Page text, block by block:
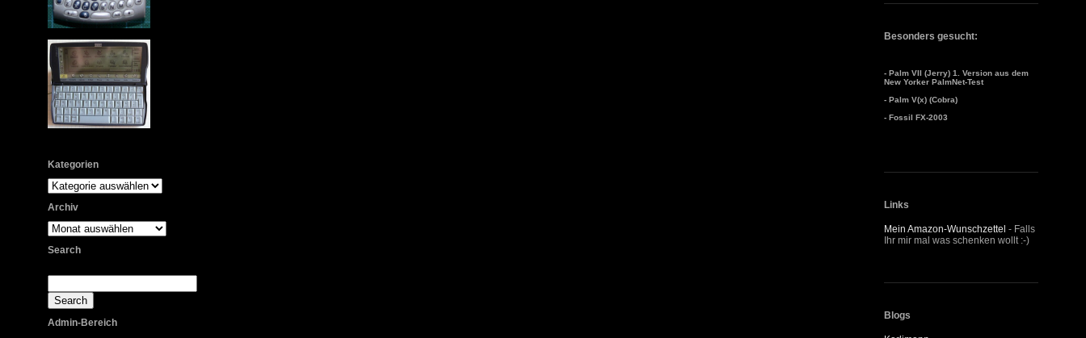
Kategorien
Kategorien
Archiv
Archiv
Search
Admin-Bereich
Besonders gesucht:
- Palm VII (Jerry) 1. Version aus dem
New Yorker PalmNet-Test
- Palm V(x) (Cobra)
- Fossil FX-2003
Links
Mein Amazon-Wunschzettel - Falls
Ihr mir mal was schenken wollt :-)
Blogs